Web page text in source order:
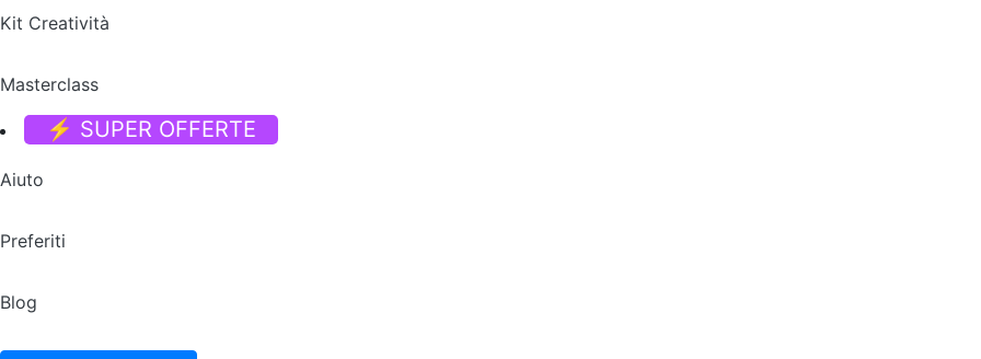
Kit Creatività
Masterclass
⚡ SUPER OFFERTE
Aiuto
Preferiti
Blog